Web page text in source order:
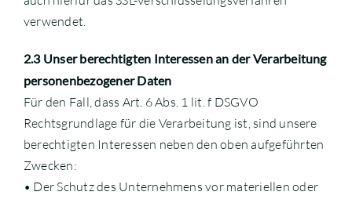
verwendet.
2.3 Unser berechtigten Interessen an der Verarbeitung
personenbezogener Daten
Für den Fall, dass Art. 6 Abs. 1 lit. f DSGVO
Rechtsgrundlage für die Verarbeitung ist, sind unsere
berechtigten Interessen neben den oben aufgeführten
Zwecken:
• Der Schutz des Unternehmens vor materiellen oder